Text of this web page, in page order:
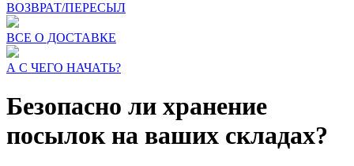
ВОЗВРАТ/ПЕРЕСЫЛ
ВСЕ О ДОСТАВКЕ
А С ЧЕГО НАЧАТЬ?
Безопасно ли хранение
посылок на ваших складах?